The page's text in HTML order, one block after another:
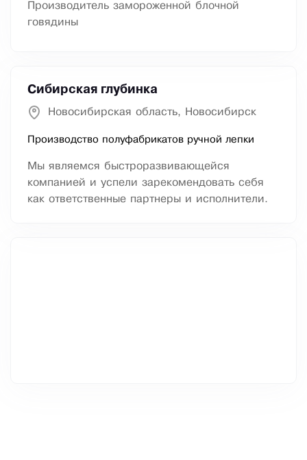
Производитель замороженной блочной
говядины
Сибирская глубинка
Новосибирская область, Новосибирск
Производство полуфабрикатов ручной лепки
Мы являемся быстроразвивающейся
компанией и успели зарекомендовать себя
как ответственные партнеры и исполнители.